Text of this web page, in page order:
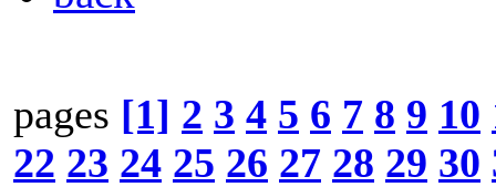
pages [1] 2 3 4 5 6 7 8 9 10
22 23 24 25 26 27 28 29 30